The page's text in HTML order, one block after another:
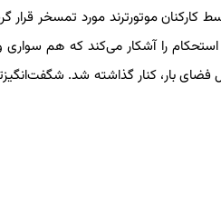
کارکنان موتورترند مورد تمسخر
را آشکار می‌کند که هم
بار، کنار گذاشته شد.